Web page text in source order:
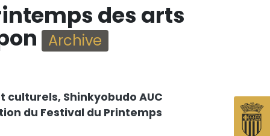
des arts
Archive
culturels, Shinkyobudo AUC
du Festival du Printemps